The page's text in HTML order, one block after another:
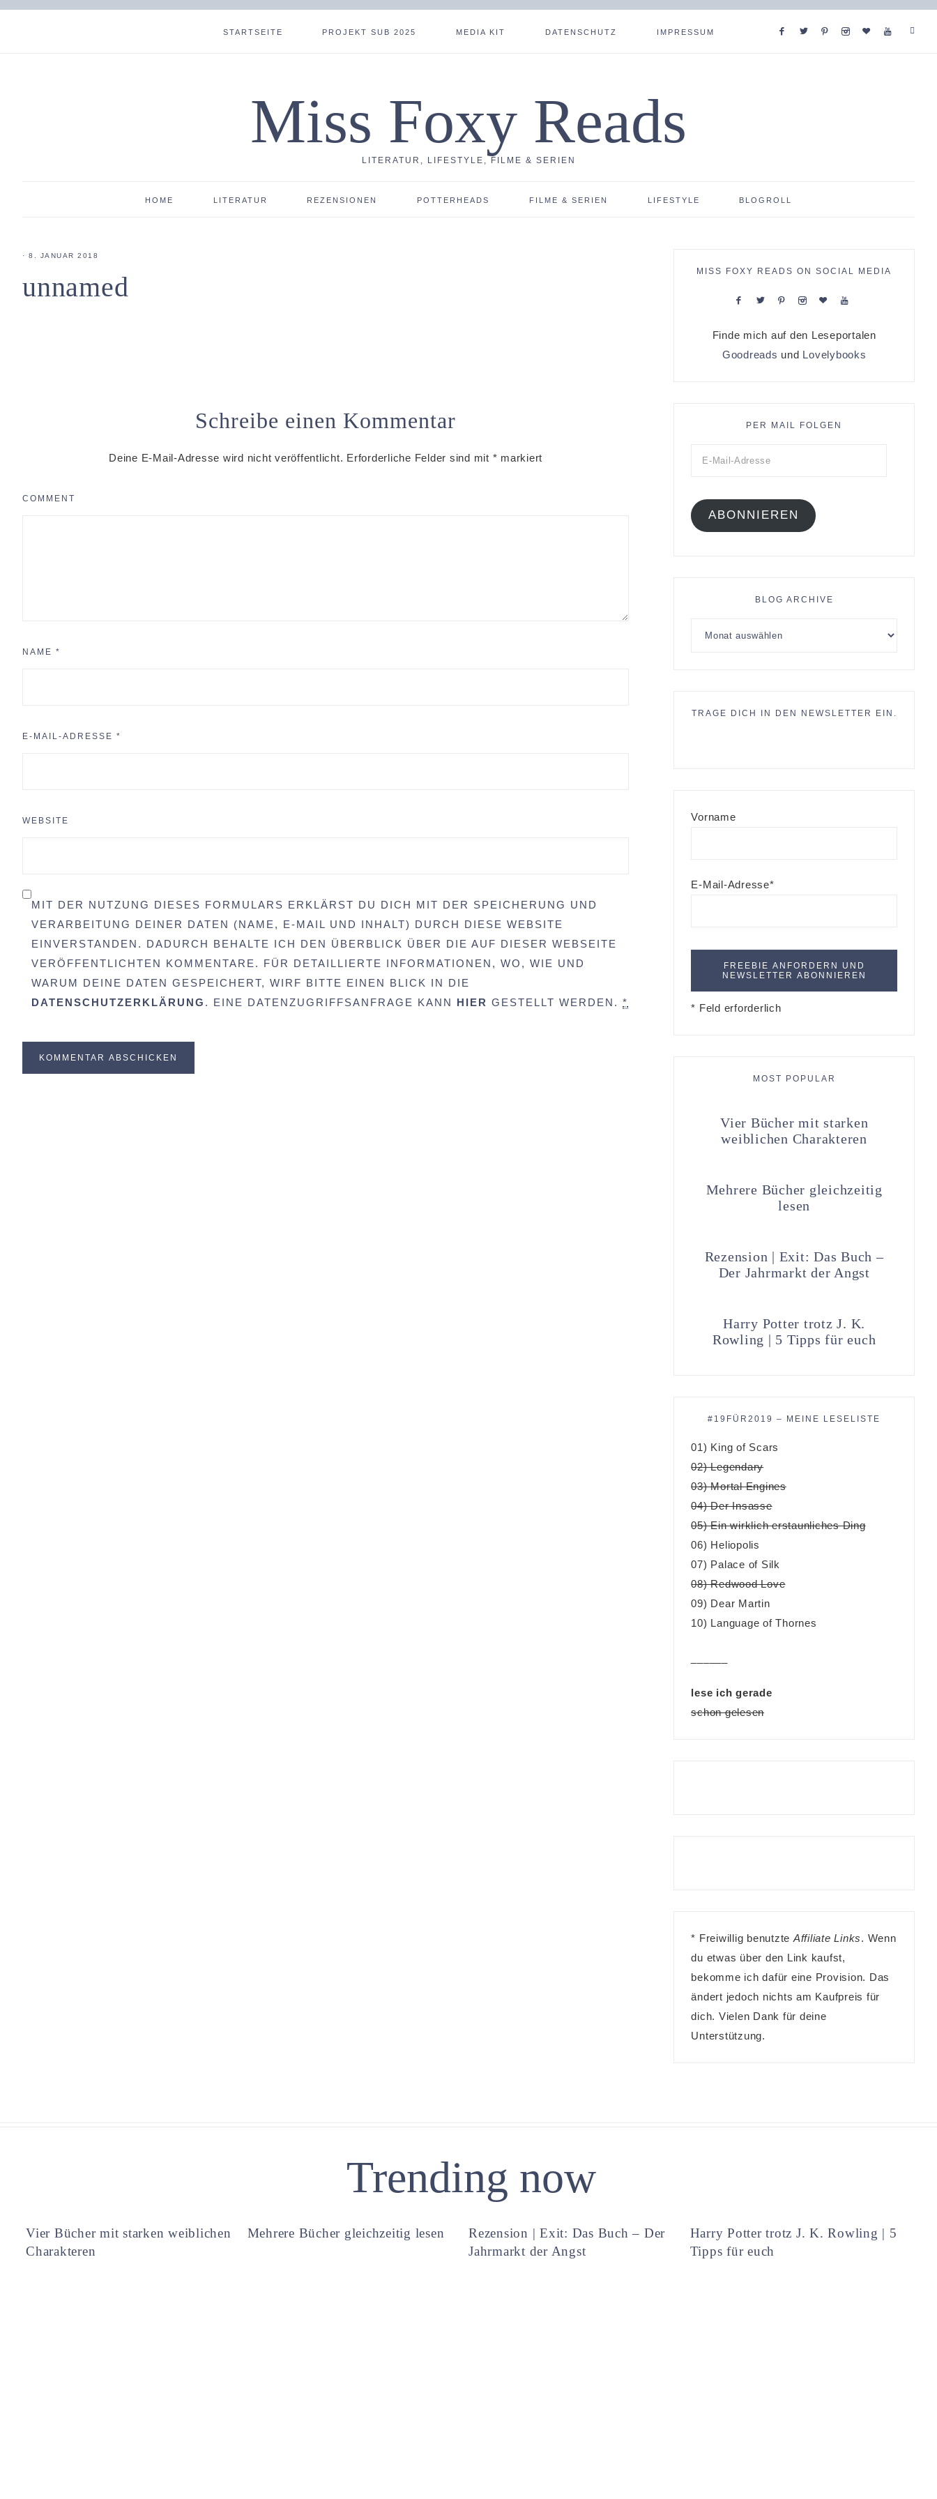
STARTSEITE PROJEKT SUB 2025 MEDIA KIT DATENSCHUTZ IMPRESSUM
Miss Foxy Reads
LITERATUR, LIFESTYLE, FILME & SERIEN
HOME LITERATUR REZENSIONEN POTTERHEADS FILME & SERIEN LIFESTYLE BLOGROLL
· 8. JANUAR 2018
unnamed
Schreibe einen Kommentar
Deine E-Mail-Adresse wird nicht veröffentlicht. Erforderliche Felder sind mit * markiert
COMMENT
NAME *
E-MAIL-ADRESSE *
WEBSITE
MIT DER NUTZUNG DIESES FORMULARS ERKLÄRST DU DICH MIT DER SPEICHERUNG UND
VERARBEITUNG DEINER DATEN (NAME, E-MAIL UND INHALT) DURCH DIESE WEBSITE
EINVERSTANDEN. DADURCH BEHALTE ICH DEN ÜBERBLICK ÜBER DIE AUF DIESER WEBSEITE
VERÖFFENTLICHTEN KOMMENTARE. FÜR DETAILLIERTE INFORMATIONEN, WO, WIE UND
WARUM DEINE DATEN GESPEICHERT, WIRF BITTE EINEN BLICK IN DIE
DATENSCHUTZERKLÄRUNG . EINE DATENZUGRIFFSANFRAGE KANN HIER GESTELLT WERDEN. *
MISS FOXY READS ON SOCIAL MEDIA
Finde mich auf den Leseportalen
Goodreads und Lovelybooks
PER MAIL FOLGEN
ABONNIEREN
BLOG ARCHIVE
TRAGE DICH IN DEN NEWSLETTER EIN.
Vorname
E-Mail-Adresse*
* Feld erforderlich
MOST POPULAR
Vier Bücher mit starken
weiblichen Charakteren
Mehrere Bücher gleichzeitig
lesen
Rezension | Exit: Das Buch –
Der Jahrmarkt der Angst
Harry Potter trotz J. K.
Rowling | 5 Tipps für euch
#19FÜR2019 – MEINE LESELISTE
01) King of Scars
02) Legendary
03) Mortal Engines
04) Der Insasse
05) Ein wirklich erstaunliches Ding
06) Heliopolis
07) Palace of Silk
08) Redwood Love
09) Dear Martin
10) Language of Thornes
lese ich gerade
schon gelesen
* Freiwillig benutzte Affiliate Links. Wenn
du etwas über den Link kaufst,
bekomme ich dafür eine Provision. Das
ändert jedoch nichts am Kaufpreis für
dich. Vielen Dank für deine
Unterstützung.
Trending now
Vier Bücher mit starken weiblichen
Charakteren
Mehrere Bücher gleichzeitig lesen
Rezension | Exit: Das Buch – Der
Jahrmarkt der Angst
Harry Potter trotz J. K. Rowling | 5
Tipps für euch